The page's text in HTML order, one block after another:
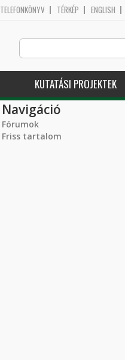
TELEFONKÖNYV TÉRKÉP ENGLISH
KUTATÁSI PROJEKTEK
Navigáció
Fórumok
Friss tartalom